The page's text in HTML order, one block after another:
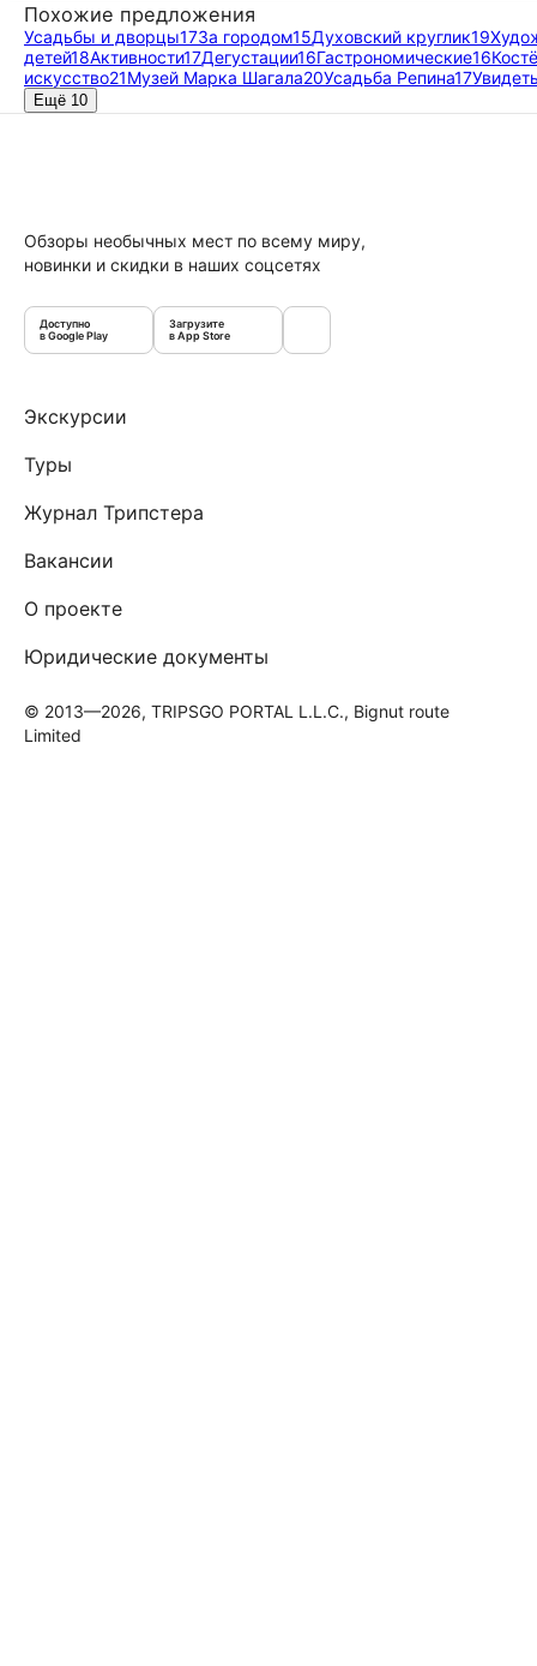
Похожие предложения
Усадьбы и дворцы17За городом15Духовский круглик19
детей18Активности17Дегустации16Гастрономические16
искусство21Музей Марка Шагала20Усадьба Репина17
Ещё 10
Обзоры необычных мест по всему миру,
новинки и скидки в наших соцсетях
Доступно
в Google Play
Загрузите
в App Store
Экскурсии
Туры
Журнал Трипстера
Вакансии
О проекте
Юридические документы
© 2013—2026, TRIPSGO PORTAL L.L.C., Bignut route
Limited